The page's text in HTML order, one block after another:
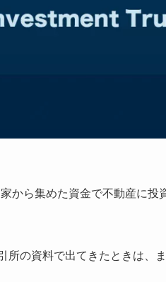
から集めた資金で不動産に投
所の資料で出てきたときは、